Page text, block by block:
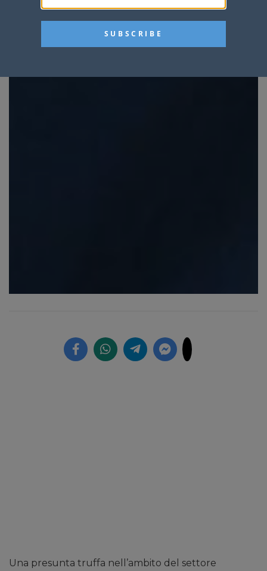
Una presunta truffa nell’ambito del settore